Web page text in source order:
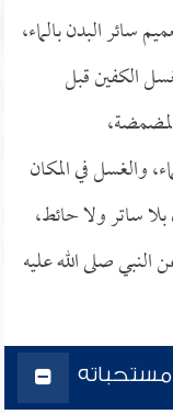
سائر البدن بالماء،
الكفين قبل
والغسل في المكان
ساتر ولا حائط،
صلى الله عليه